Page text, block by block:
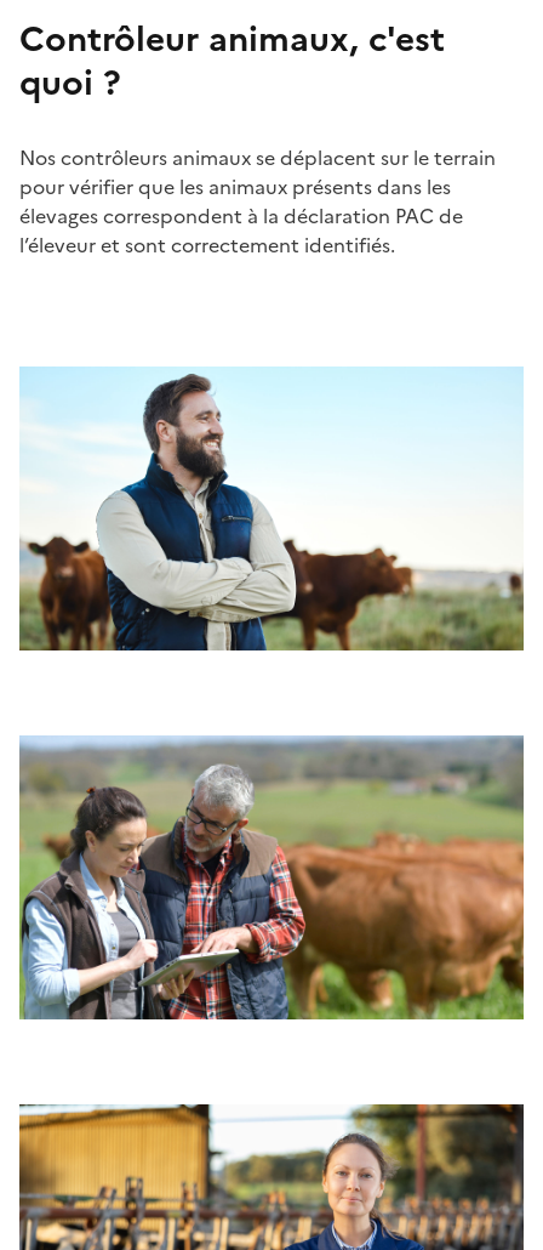
Contrôleur animaux, c'est
quoi ?
Nos contrôleurs animaux se déplacent sur le terrain
pour vérifier que les animaux présents dans les
élevages correspondent à la déclaration PAC de
l’éleveur et sont correctement identifiés.